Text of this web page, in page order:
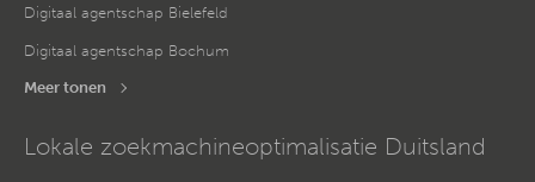
Digitaal agentschap Bielefeld
Digitaal agentschap Bochum
Meer tonen
Lokale zoekmachineoptimalisatie Duitsland